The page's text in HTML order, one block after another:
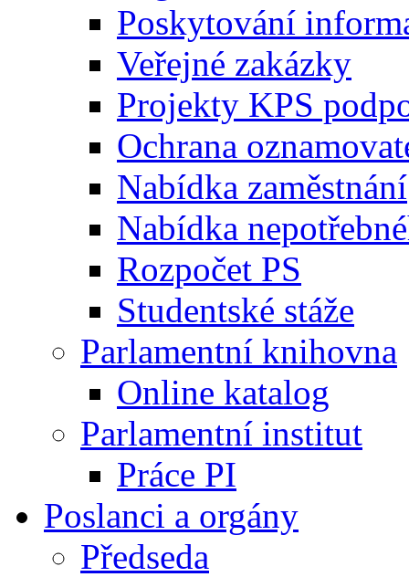
Poskytování
Veřejné zakázky
Projekty KPS
Ochrana
Nabídka zaměstnání
Nabídka
Rozpočet PS
Studentské stáže
Parlamentní knihovna
Online katalog
Parlamentní institut
Práce PI
Poslanci a orgány
Předseda